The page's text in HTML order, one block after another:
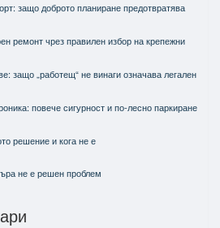
защо доброто планиране предотвратява
ремонт чрез правилен избор на крепежни
защо „работещ“ не винаги означава легален
повече сигурност и по-лесно паркиране
решение и кога не е
не е решен проблем